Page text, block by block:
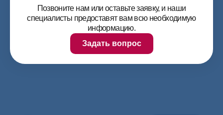
Позвоните нам или оставьте заявку, и наши
специалисты предоставят вам всю необходимую
информацию.
Задать вопрос